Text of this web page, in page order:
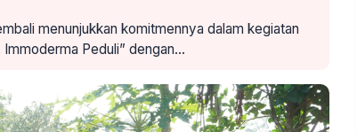
menunjukkan komitmennya dalam kegiatan
Peduli” dengan…